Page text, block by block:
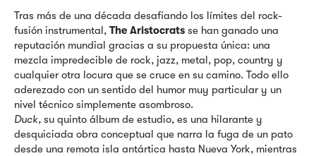
Tras más de una década desafiando los límites del rock-
fusión instrumental, The Aristocrats se han ganado una
reputación mundial gracias a su propuesta única: una
mezcla impredecible de rock, jazz, metal, pop, country y
cualquier otra locura que se cruce en su camino. Todo ello
aderezado con un sentido del humor muy particular y un
nivel técnico simplemente asombroso.
Duck, su quinto álbum de estudio, es una hilarante y
desquiciada obra conceptual que narra la fuga de un pato
desde una remota isla antártica hasta Nueva York, mientras